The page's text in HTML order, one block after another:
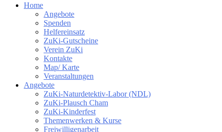
Home
Angebote
Spenden
Helfereinsatz
ZuKi-Gutscheine
Verein ZuKi
Kontakte
Map/ Karte
Veranstaltungen
Angebote
ZuKi-Naturdetektiv-Labor (NDL)
ZuKi-Plausch Cham
ZuKi-Kinderfest
Themenwerken & Kurse
Freiwilligenarbeit